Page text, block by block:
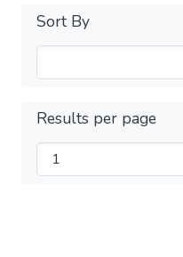
Sort By
Results per page